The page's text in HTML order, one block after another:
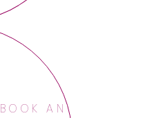
BOOK AN